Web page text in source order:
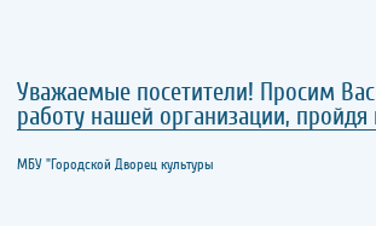
Уважаемые посетители! Просим
работу нашей организации, пройдя
МБУ "Городской Дворец культуры